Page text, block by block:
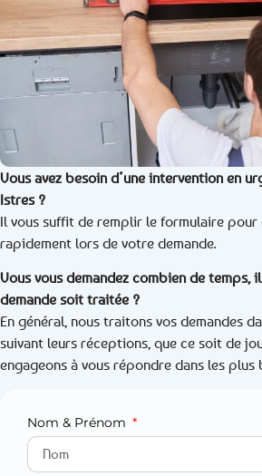
Vous avez besoin d’une intervention en
Istres ?
Il vous suffit de remplir le formulaire
rapidement lors de votre demande.
Vous vous demandez combien de temps,
demande soit traitée ?
En général, nous traitons vos demandes
suivant leurs réceptions, que ce soit de
engageons à vous répondre dans les plus
Nom & Prénom